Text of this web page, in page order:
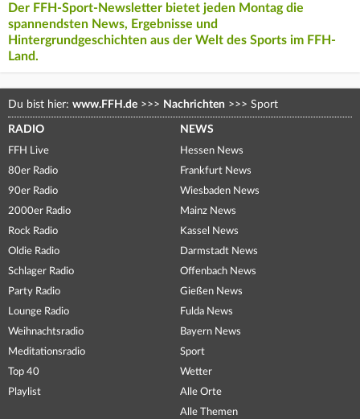
Der FFH-Sport-Newsletter bietet jeden Montag die
spannendsten News, Ergebnisse und
Hintergrundgeschichten aus der Welt des Sports im FFH-
Land.
Du bist hier: www.FFH.de >>> Nachrichten >>> Sport
RADIO
FFH Live
80er Radio
90er Radio
2000er Radio
Rock Radio
Oldie Radio
Schlager Radio
Party Radio
Lounge Radio
Weihnachtsradio
Meditationsradio
Top 40
Playlist
NEWS
Hessen News
Frankfurt News
Wiesbaden News
Mainz News
Kassel News
Darmstadt News
Offenbach News
Gießen News
Fulda News
Bayern News
Sport
Wetter
Alle Orte
Alle Themen